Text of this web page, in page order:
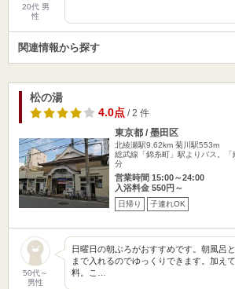
20代 男
性
関連情報から探す
松の湯
4.0点/ 2 件
東京都 / 墨田区
北綾瀬駅9.62km 菊川駅553m
総武線「錦糸町」駅よりバス。
分
営業時間 15:00～24:00
入浴料金 550円～
日帰り 子連れOK
50代～
男性
日曜日の朝ぶろがおすすめです。朝風呂
まで入れるのでゆっくりできます。加え
料。こ…